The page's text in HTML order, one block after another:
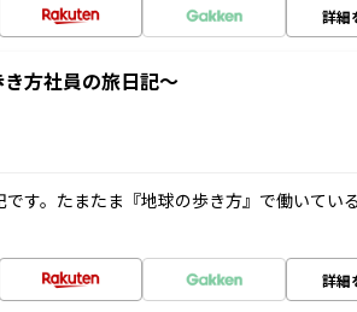
詳細
方社員の旅日記～
す。たまたま『地球の歩き方』で働いてい
詳細